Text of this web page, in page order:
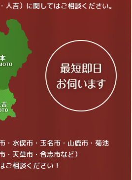
吉）に関してはご相談ください。
・水俣市・玉名市・山鹿市・菊池
・天草市・合志市など）
相談ください！